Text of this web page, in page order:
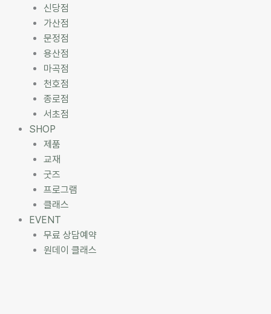
신당점
가산점
문정점
용산점
마곡점
천호점
종로점
서초점
SHOP
제품
교재
굿즈
프로그램
클래스
EVENT
무료 상담예약
원데이 클래스